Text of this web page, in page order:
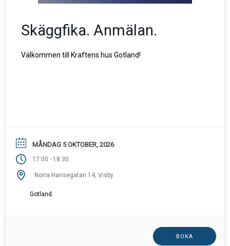
Skäggfika. Anmälan.
Välkommen till Kraftens hus Gotland!
MÅNDAG 5 OKTOBER, 2026
17:00 - 18:30
Norra Hansegatan 14, Visby
Gotland
BOKA